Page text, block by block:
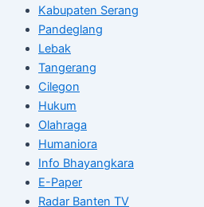
Kabupaten Serang
Pandeglang
Lebak
Tangerang
Cilegon
Hukum
Olahraga
Humaniora
Info Bhayangkara
E-Paper
Radar Banten TV